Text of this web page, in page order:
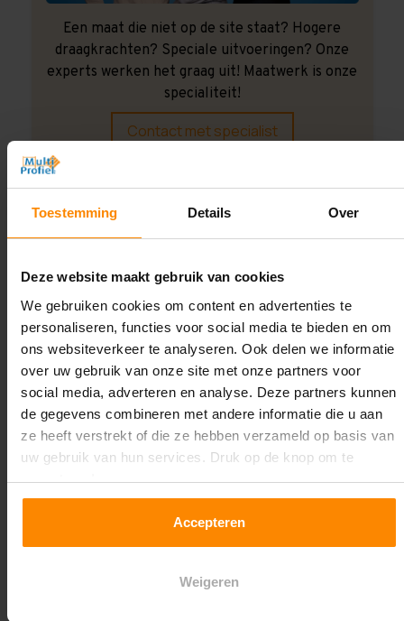
Toestemming Details Over
Deze website maakt gebruik van cookies
We gebruiken cookies om content en advertenties te
personaliseren, functies voor social media te bieden en om
ons websiteverkeer te analyseren. Ook delen we informatie
over uw gebruik van onze site met onze partners voor
social media, adverteren en analyse. Deze partners kunnen
de gegevens combineren met andere informatie die u aan
ze heeft verstrekt of die ze hebben verzameld op basis van
uw gebruik van hun services. Druk op de knop om te
accepteren!
Accepteren
Weigeren
Een maat die niet op de site staat? Hogere
draagkrachten? Speciale uitvoeringen? Onze
experts werken het graag uit! Maatwerk is onze
specialiteit!
Contact met specialist
Montage uitbesteden?
Laat ons het doen!